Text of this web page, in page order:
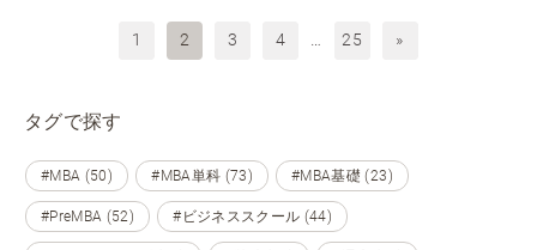
1 2 3 4 25 »
タグで探す
#MBA (50) #MBA単科 (73) #MBA基礎 (23)
#PreMBA (52) #ビジネススクール (44)